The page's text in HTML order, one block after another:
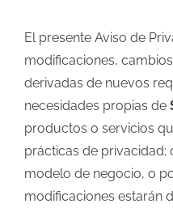
El presente Aviso de
modificaciones,
derivadas de nuevos
necesidades propias de
productos o servicios
prácticas de privacidad;
modelo de negocio, o
modificaciones estarán